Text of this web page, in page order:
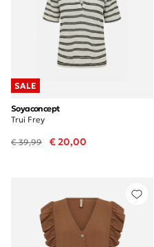
SALE
Soyaconcept
Trui Frey
€ 39,99 € 20,00